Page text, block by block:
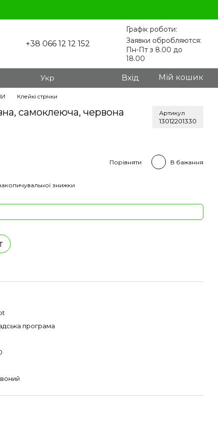
+38 066 12 12 152
Графік роботи:
Заявки обробляются:
Пн-Пт з 8.00 до
18.00
Укр Вхід Мій кошик
Клейкі стрічки
самоклеюча, червона
Артикул
13012201330
Порівняти В бажання
знижки
програма